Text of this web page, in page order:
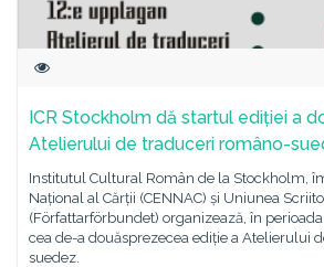
ICR Stockholm dă startul ediției a
Atelierului de traduceri româno-
Institutul Cultural Român de la Stockholm,
Național al Cărții (CENNAC) și Uniunea
(Författarförbundet) organizează, în
cea de-a douăsprezecea ediție a Atelierului
suedez.